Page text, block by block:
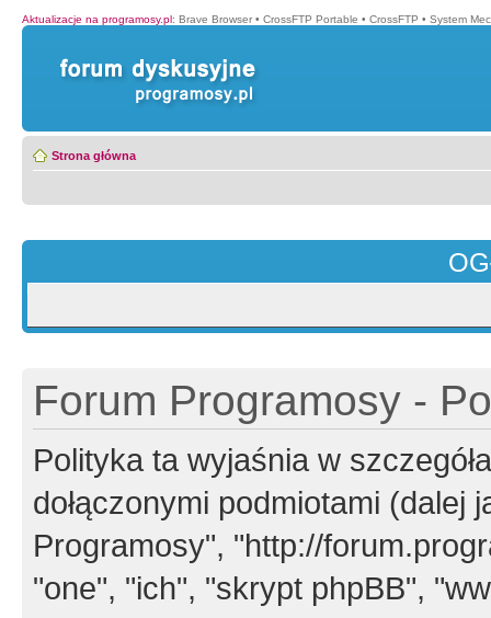
Aktualizacje na programosy.pl: Brave Browser • CrossFTP Portable • CrossFTP • System
Strona główna
Forum Programosy -
Polityka ta wyjaśnia w
dołączonymi podmiotami (dalej
Programosy", "http://
"one", "ich", "skrypt phpBB",